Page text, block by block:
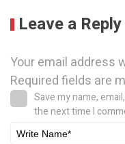
Leave a Reply
Your email address
Required fields are
Save my name,
the next time I